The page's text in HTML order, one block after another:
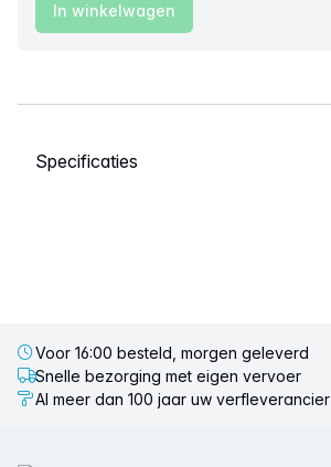
In winkelwagen
Selecteer een tabblad
Voor 16:00 besteld, morgen geleverd
Snelle bezorging met eigen vervoer
Al meer dan 100 jaar uw verfleverancier